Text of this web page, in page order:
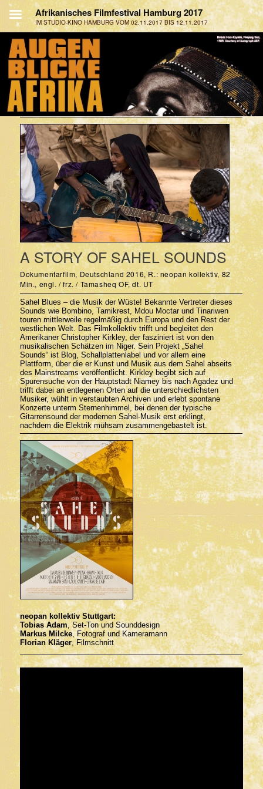
A STORY OF SAHEL SOUNDS
Dokumentarfilm, Deutschland 2016, R.: neopan kollektiv, 82
Min., engl. / frz. / Tamasheq OF, dt. UT
Sahel Blues – die Musik der Wüste! Bekannte Vertreter dieses
Sounds wie Bombino, Tamikrest, Mdou Moctar und Tinariwen
touren mittlerweile regelmäßig durch Europa und den Rest der
westlichen Welt. Das Filmkollektiv trifft und begleitet den
Amerikaner Christopher ­Kirkley, der fasziniert ist von den
musikalischen Schätzen im Niger. Sein Projekt „Sahel
Sounds“ ist Blog, Schallplattenlabel und vor allem eine
Plattform, über die er Kunst und Musik aus dem Sahel abseits
des Mainstreams veröffentlicht. Kirkley begibt sich auf
Spurensuche von der Hauptstadt Niamey bis nach Agadez und
trifft dabei an entlegenen Orten auf die unterschiedlichsten
Musiker, wühlt in verstaubten ­Archiven und erlebt spontane
Konzerte unterm Sternenhimmel, bei denen der typische
Gitarrensound der modernen Sahel-Musik erst ­erklingt,
nachdem die Elektrik mühsam zusammengebastelt ist.
neopan kollektiv Stuttgart:
Tobias Adam, Set-Ton und Sounddesign
Markus Milcke, Fotograf und Kameramann
Florian Kläger, Filmschnitt